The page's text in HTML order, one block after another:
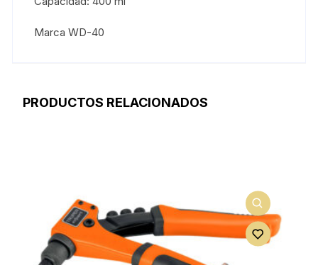
Marca WD-40
PRODUCTOS RELACIONADOS